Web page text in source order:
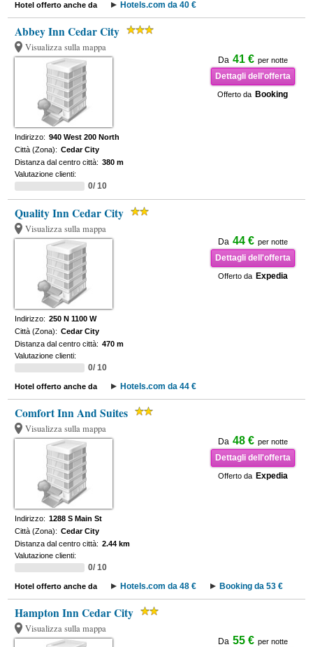
Hotel offerto anche da Hotels.com da 40 €
Abbey Inn Cedar City
Visualizza sulla mappa
Da 41 € per notte
Dettagli dell'offerta
Offerto da Booking
Indirizzo: 940 West 200 North
Città (Zona): Cedar City
Distanza dal centro città: 380 m
Valutazione clienti:
0/ 10
Quality Inn Cedar City
Visualizza sulla mappa
Da 44 € per notte
Dettagli dell'offerta
Offerto da Expedia
Indirizzo: 250 N 1100 W
Città (Zona): Cedar City
Distanza dal centro città: 470 m
Valutazione clienti:
0/ 10
Hotel offerto anche da Hotels.com da 44 €
Comfort Inn And Suites
Visualizza sulla mappa
Da 48 € per notte
Dettagli dell'offerta
Offerto da Expedia
Indirizzo: 1288 S Main St
Città (Zona): Cedar City
Distanza dal centro città: 2.44 km
Valutazione clienti:
0/ 10
Hotel offerto anche da Hotels.com da 48 € Booking da 53 €
Hampton Inn Cedar City
Visualizza sulla mappa
Da 55 € per notte